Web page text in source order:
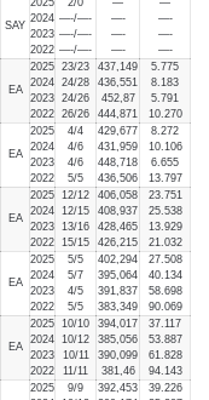
SAY
2024
2023
2022
—-/—-
—-/—-
—-/—-
—-
—-
—-
—-
—-
—-
EA
2025
2024
2023
2022
23/23
24/28
24/26
26/26
437,149
436,551
452,87
444,871
5.775
8.183
5.791
10.270
EA
2025
2024
2023
2022
4/4
4/6
4/6
5/5
429,677
431,959
448,718
436,506
8.272
10.106
6.655
13.797
EA
2025
2024
2023
2022
12/12
12/15
13/16
15/15
406,058
408,937
428,465
426,215
23.751
25.538
13.929
21.032
EA
2025
2024
2023
2022
5/5
5/7
4/5
5/5
402,294
395,064
391,837
383,349
27.508
40.134
58.698
90.069
EA
2025
2024
2023
2022
10/10
10/12
10/11
11/11
394,017
385,056
390,099
381,46
37.117
53.887
61.828
94.143
2025
9/9
392,453
39.226